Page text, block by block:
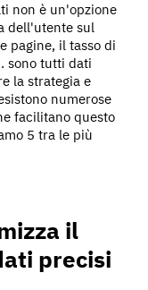
non è un'opzione
dell'utente sul
pagine, il tasso di
sono tutti dati
la strategia e
numerose
facilitano questo
5 tra le più
il
precisi